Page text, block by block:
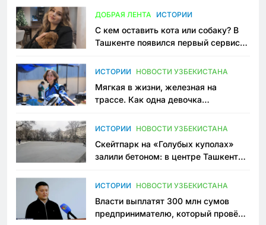
ДОБРАЯ ЛЕНТА ИСТОРИИ
С кем оставить кота или собаку? В
Ташкенте появился первый сервис
ИСТОРИИ НОВОСТИ УЗБЕКИСТАНА
Мягкая в жизни, железная на
трассе. Как одна девочка
Узбекистане
ИСТОРИИ НОВОСТИ УЗБЕКИСТАНА
Скейтпарк на «Голубых куполах»
залили бетоном: в центре Ташкента
пространство
ИСТОРИИ НОВОСТИ УЗБЕКИСТАНА
Власти выплатят 300 млн сумов
предпринимателю, который провёл